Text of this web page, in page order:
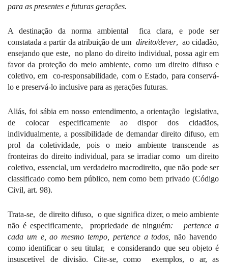
para as presentes e futuras gerações.
A destinação da norma ambiental
fica clara, e pode ser
constatada a partir da atribuição de um direito/dever, ao cidadão,
ensejando que este, no plano do direito individual, possa agir em
favor da proteção do meio ambiente, como um direito difuso e
coletivo, em
co-responsabilidade, com o Estado, para conservá-
lo e preservá-lo inclusive para as gerações futuras.
Aliás, foi sábia em nosso entendimento, a orientação
legislativa,
de colocar especificamente ao dispor dos cidadãos,
individualmente, a possibilidade de demandar direito difuso, em
prol da coletividade, pois o meio ambiente transcende as
fronteiras do direito individual, para se irradiar como
um direito
coletivo, essencial, um verdadeiro macrodireito, que não pode ser
classificado como bem público, nem como bem privado (Código
Civil, art. 98).
Trata-se, de direito difuso, o que significa dizer, o meio ambiente
não é especificamente,
propriedade de ninguém:
pertence a
cada um e, ao mesmo tempo, pertence a todos,não havendo
como identificar o seu titular,
e considerando que seu objeto é
insuscetível de divisão. Cite-se, como
exemplos, o ar, as